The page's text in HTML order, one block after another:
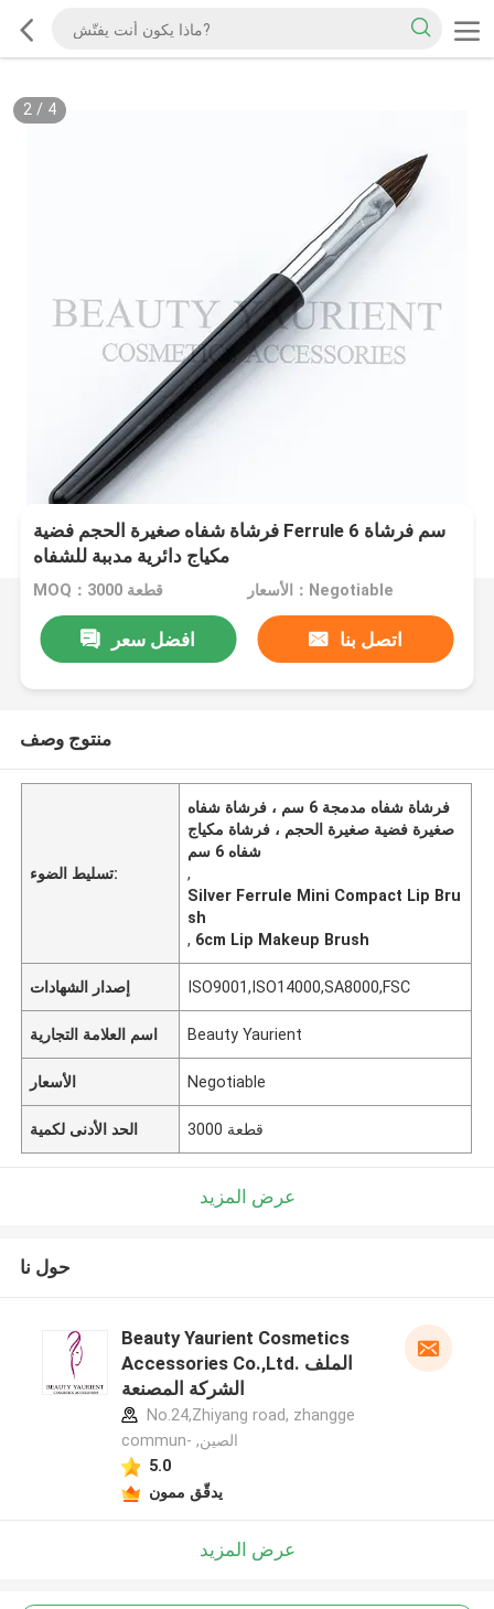
2/ 4
فرشاة شفاه صغيرة الحجم فضية Ferrule 6 سم فرشاة
مكياج دائرية مدببة للشفاه
MOQ：3000 قطعة الأسعار：Negotiable
افضل سعر اتصل بنا
منتوج وصف
تسليط الضوء:
فرشاة شفاه مدمجة 6 سم ، فرشاة شفاه
صغيرة فضية صغيرة الحجم ، فرشاة مكياج
شفاه 6 سم
,
Silver Ferrule Mini Compact Lip Bru
sh
, 6cm Lip Makeup Brush
إصدار الشهادات ISO9001,ISO14000,SA8000,FSC
اسم العلامة التجارية Beauty Yaurient
الأسعار Negotiable
الحد الأدنى لكمية 3000 قطعة
عرض المزيد
حول نا
Beauty Yaurient Cosmetics
Accessories Co.,Ltd. الملف
الشركة المصنعة
No.24,Zhiyang road, zhangge
commun- ,الصين
5.0
يدقّق ممون
عرض المزيد